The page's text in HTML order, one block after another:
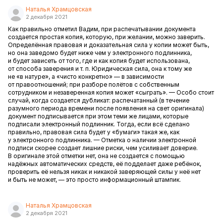
Наталья Храмцовская
2 декабря 2021
Как правильно отметил Вадим, при распечатывании документа
создается простая копия, которую, при желании, можно заверить.
Определённая правовая и доказательная сила у копии может быть,
но она заведомо будет ниже чем у электронного подлинника,
и будет зависеть от того, где и как копия будет использована,
от способа заверения и т. п. Юридическая сила, она к тому же
не «в натуре», а «чисто конкретно» — в зависимости
от правоотношений; при разборе полётов с собственным
сотрудником и незаверенная копия может «сыграть». — Особо стоит
случай, когда создается дубликат: распечатанный (в течение
разумного периода времени после появления на свет оригинала)
документ подписывается при этом теми же лицами, которые
подписали электронный подлинник. Тогда, если всё сделано
правильно, правовая сила будет у «бумаги» такая же, как
у электронного подлинника. — Отметка о наличии электронной
подписи скорее создает лишние риски, чем усиливает доверие.
В оригинале этой отметки нет, она не создается с помощью
надёжных автоматических средств, её подделает даже ребёнок,
проверить её нельзя никак и никакой заверяющей силы у неё нет
и быть не может, — это просто информационный штампик.
Наталья Храмцовская
2 декабря 2021